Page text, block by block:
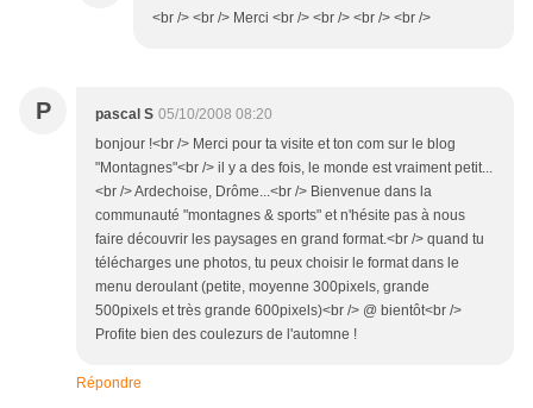
<br /> <br /> Merci <br /> <br /> <br /> <br />
P pascal S 05/10/2008 08:20
bonjour !<br /> Merci pour ta visite et ton com sur le blog
"Montagnes"<br /> il y a des fois, le monde est vraiment petit...
<br /> Ardechoise, Drôme...<br /> Bienvenue dans la
communauté "montagnes & sports" et n'hésite pas à nous
faire découvrir les paysages en grand format.<br /> quand tu
télécharges une photos, tu peux choisir le format dans le
menu deroulant (petite, moyenne 300pixels, grande
500pixels et très grande 600pixels)<br /> @ bientôt<br />
Profite bien des coulezurs de l'automne !
Répondre